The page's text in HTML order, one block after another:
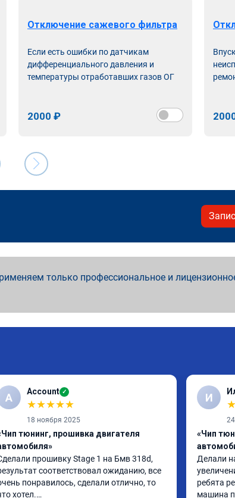
Отключение сажевого фильтра
Если есть ошибки по датчикам
дифференциального давления и
температуры отработавших газов ОГ
2000 ₽
только профессиональное и
A Account ✓
★★★★★
18 ноября 2025
тюнинг, прошивка двигателя
прошивку Stage 1 на Бмв 318d,
соответствовал ожиданию, все
понравилось, сделали отлично, то
хотел.
И
★
«Чип
Делали
ребята
машина